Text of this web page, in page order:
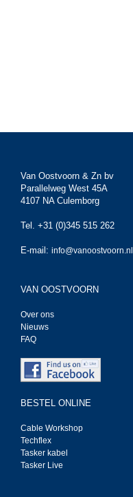
Van Oostvoorn & Zn bv
Parallelweg West 45A
4107 NA Culemborg
Tel. +31 (0)345 515 262
E-mail: info@vanoostvoorn.nl
VAN OOSTVOORN
Over ons
Nieuws
FAQ
BESTEL ONLINE
Cable Workshop
Techflex
Tasker kabel
Tasker Live